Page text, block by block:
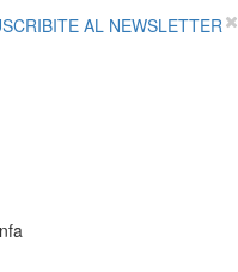
AL NEWSLETTER